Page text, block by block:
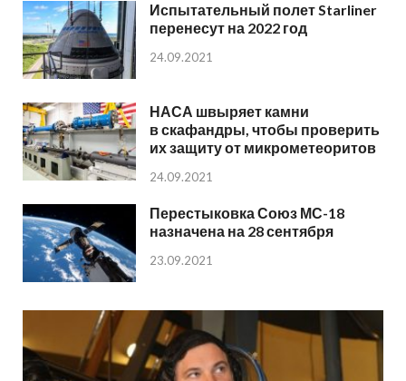
Испытательный полет Starliner
перенесут на 2022 год
24.09.2021
НАСА швыряет камни
в скафандры, чтобы проверить
их защиту от микрометеоритов
24.09.2021
Перестыковка Союз МС-18
назначена на 28 сентября
23.09.2021